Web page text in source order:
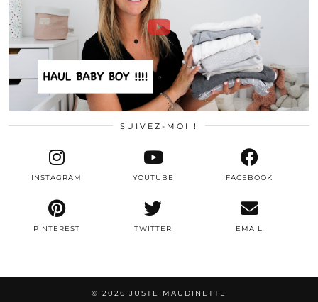
SUIVEZ-MOI !
TWITTER
INSTAGRAM FACEBOOK
PINTEREST
YOUTUBE
EMAIL
© 2026 JUSTE MAUDINETTE